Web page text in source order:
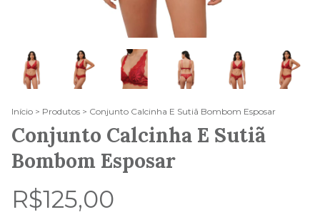
Início > Produtos > Conjunto Calcinha E Sutiã Bombom Esposar
Conjunto Calcinha E Sutiã
Bombom Esposar
R$125,00